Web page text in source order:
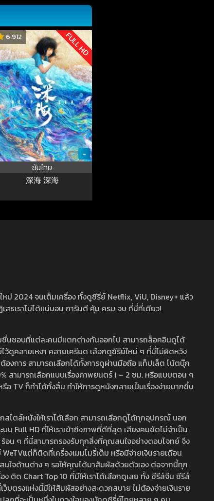
6.912 FULL HD
-
ซับไทย
深海 深海
2024 จนเต็มเครื่อง ทั้งดูซีรี่ย์ Netflix, ViU, Disney+ แล้ว
สธเราไม่ได้แน่นอน การันตี คุ้ม ครบ จบ ที่นี่ที่เดียว!
ชื่นชอบที่แต่ละคนมีแตกต่างกันออกไป สามารถล็อคอินดูได้
ดูคลายเหงา คลายเครียด เลือกดูซีรีย์ใหม่ ๆ ที่นี่ไม่ผิดหวัง
งการ สามารถเลือกได้ทั้งการดูผ่านมือถือ แท็ปเล็ต โน้ตบุ๊ก
สามารถเลือกแบบเรื่องภาพยนตร์ 1 – 2 ชม. หรือแบบตอน ๆ
TV ก็ทำได้ทั้งสิ้น ทำให้การดูหนังกลายเป็นเรื่องง่ายมากขึ้น
ไตล์หนังให้เราได้เลือก สามารถเลือกดูได้ทุกอุปกรณ์ นอก
Full HD ที่ให้เราเข้าถึงภาพที่ดีที่สุด เสียงคมชัดไม่จำเป็น
ร้อน ๆ ที่นี่สามารถรองรับทุกสิ่งที่คุณสนใจอย่างตอบโจทย์ จึง
แต่ก็ติดที่เครื่องเมมโมรี่เต็ม หรือมีจ่ายเงินรายเดือน
นใจด้านต่าง ๆ รอให้คุณได้มาสัมผัสด้วยตัวเอง ต่อจากนี้ทุก
ติด Chart Top 10 ที่มีให้เราได้เลือกดูเลย ทั้ง ซีรีส์จีน ซีรีส์
ตรงแห่งนี้มีให้สัมผัสอย่างสะดวกสบาย ไม่ต้องจ่ายเงินราย